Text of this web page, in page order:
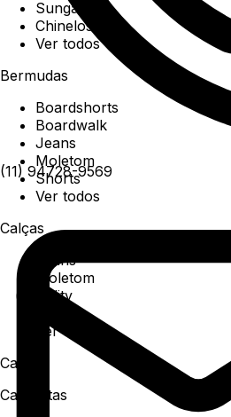
(11) 94728-9569
Sunga
Chinelos
Ver todos
Bermudas
Boardshorts
Boardwalk
Jeans
Moletom
Shorts
Ver todos
Calças
Jeans
Moletom
Utility
Ver todos
Camisa
Camisetas